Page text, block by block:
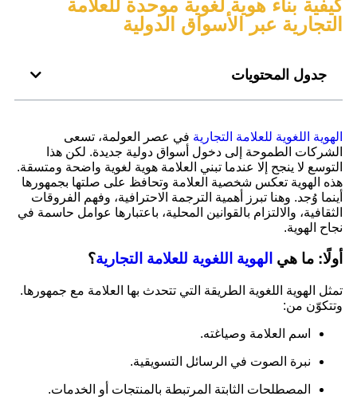
كيفية بناء هوية لغوية موحدة للعلامة
التجارية عبر الأسواق الدولية
جدول المحتويات
الهوية اللغوية للعلامة التجارية في عصر العولمة، تسعى
الشركات الطموحة إلى دخول أسواق دولية جديدة. لكن هذا
التوسع لا ينجح إلا عندما تبني العلامة هوية لغوية واضحة ومتسقة.
هذه الهوية تعكس شخصية العلامة وتحافظ على صلتها بجمهورها
أينما وُجد. وهنا تبرز أهمية الترجمة الاحترافية، وفهم الفروقات
الثقافية، والالتزام بالقوانين المحلية، باعتبارها عوامل حاسمة في
نجاح الهوية.
أولًا: ما هي الهوية اللغوية للعلامة التجارية؟
تمثل الهوية اللغوية الطريقة التي تتحدث بها العلامة مع جمهورها.
وتتكوّن من:
اسم العلامة وصياغته.
نبرة الصوت في الرسائل التسويقية.
المصطلحات الثابتة المرتبطة بالمنتجات أو الخدمات.